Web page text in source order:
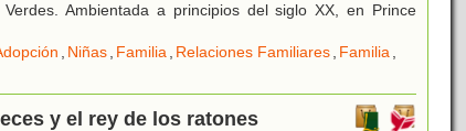
Ambientada a principios del siglo XX, en Prince
, Niñas, Familia, Relaciones Familiares, Familia,
y el rey de los ratones